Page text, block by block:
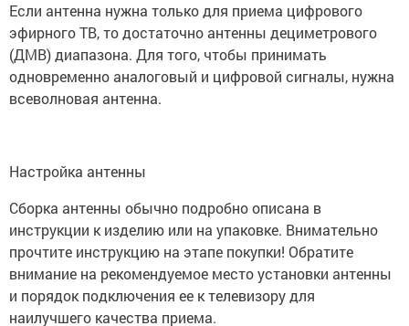
Если антенна нужна только для приема цифрового
эфирного ТВ, то достаточно антенны дециметрового
(ДМВ) диапазона. Для того, чтобы принимать
одновременно аналоговый и цифровой сигналы, нужна
всеволновая антенна.
Настройка антенны
Сборка антенны обычно подробно описана в
инструкции к изделию или на упаковке. Внимательно
прочтите инструкцию на этапе покупки! Обратите
внимание на рекомендуемое место установки антенны
и порядок подключения ее к телевизору для
наилучшего качества приема.